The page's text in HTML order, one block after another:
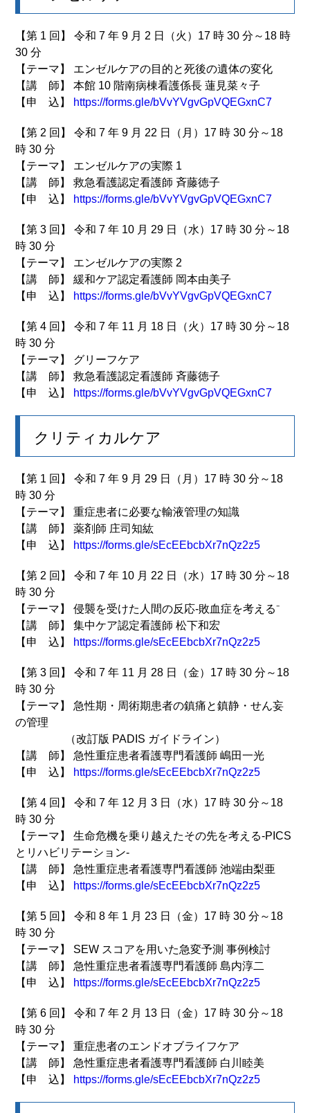
【第 1 回】 令和 7 年 9 月 2 日（火）17 時 30 分～18 時
30 分
【テーマ】 エンゼルケアの目的と死後の遺体の変化
【講 師】 本館 10 階南病棟看護係長 蓮見菜々子
【申 込】 https://forms.gle/bVvYVgvGpVQEGxnC7
【第 2 回】 令和 7 年 9 月 22 日（月）17 時 30 分～18
時 30 分
【テーマ】 エンゼルケアの実際 1
【講 師】 救急看護認定看護師 斉藤徳子
【申 込】 https://forms.gle/bVvYVgvGpVQEGxnC7
【第 3 回】 令和 7 年 10 月 29 日（水）17 時 30 分～18
時 30 分
【テーマ】 エンゼルケアの実際 2
【講 師】 緩和ケア認定看護師 岡本由美子
【申 込】 https://forms.gle/bVvYVgvGpVQEGxnC7
【第 4 回】 令和 7 年 11 月 18 日（火）17 時 30 分～18
時 30 分
【テーマ】 グリーフケア
【講 師】 救急看護認定看護師 斉藤徳子
【申 込】 https://forms.gle/bVvYVgvGpVQEGxnC7
クリティカルケア
【第 1 回】 令和 7 年 9 月 29 日（月）17 時 30 分～18
時 30 分
【テーマ】 重症患者に必要な輸液管理の知識
【講 師】 薬剤師 庄司知紘
【申 込】 https://forms.gle/sEcEEbcbXr7nQz2z5
【第 2 回】 令和 7 年 10 月 22 日（水）17 時 30 分～18
時 30 分
【テーマ】 侵襲を受けた人間の反応‐敗血症を考える⁻
【講 師】 集中ケア認定看護師 松下和宏
【申 込】 https://forms.gle/sEcEEbcbXr7nQz2z5
【第 3 回】 令和 7 年 11 月 28 日（金）17 時 30 分～18
時 30 分
【テーマ】 急性期・周術期患者の鎮痛と鎮静・せん妄
の管理
（改訂版 PADIS ガイドライン）
【講 師】 急性重症患者看護専門看護師 嶋田一光
【申 込】 https://forms.gle/sEcEEbcbXr7nQz2z5
【第 4 回】 令和 7 年 12 月 3 日（水）17 時 30 分～18
時 30 分
【テーマ】 生命危機を乗り越えたその先を考える-PICS
とリハビリテーション-
【講 師】 急性重症患者看護専門看護師 池端由梨亜
【申 込】 https://forms.gle/sEcEEbcbXr7nQz2z5
【第 5 回】 令和 8 年 1 月 23 日（金）17 時 30 分～18
時 30 分
【テーマ】 SEW スコアを用いた急変予測 事例検討
【講 師】 急性重症患者看護専門看護師 島内淳二
【申 込】 https://forms.gle/sEcEEbcbXr7nQz2z5
【第 6 回】 令和 7 年 2 月 13 日（金）17 時 30 分～18
時 30 分
【テーマ】 重症患者のエンドオブライフケア
【講 師】 急性重症患者看護専門看護師 白川睦美
【申 込】 https://forms.gle/sEcEEbcbXr7nQz2z5